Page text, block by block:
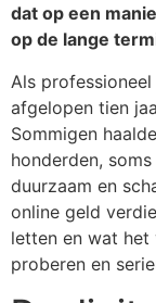
dat op een
op de lange
Als
afgelopen tien
Sommigen
honderden,
duurzaam en
online geld
letten en wat het
proberen en